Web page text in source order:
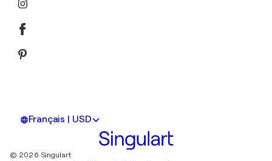
Français | USD
© 2026 Singulart